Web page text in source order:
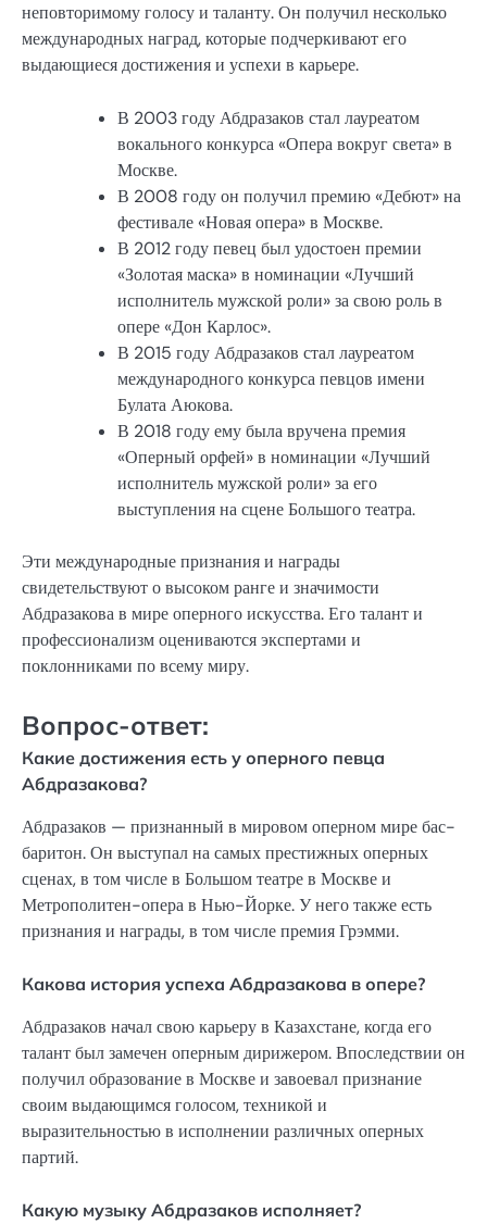
неповторимому голосу и таланту. Он получил несколько
международных наград, которые подчеркивают его
выдающиеся достижения и успехи в карьере.
В 2003 году Абдразаков стал лауреатом
вокального конкурса «Опера вокруг света» в
Москве.
В 2008 году он получил премию «Дебют» на
фестивале «Новая опера» в Москве.
В 2012 году певец был удостоен премии
«Золотая маска» в номинации «Лучший
исполнитель мужской роли» за свою роль в
опере «Дон Карлос».
В 2015 году Абдразаков стал лауреатом
международного конкурса певцов имени
Булата Аюкова.
В 2018 году ему была вручена премия
«Оперный орфей» в номинации «Лучший
исполнитель мужской роли» за его
выступления на сцене Большого театра.
Эти международные признания и награды
свидетельствуют о высоком ранге и значимости
Абдразакова в мире оперного искусства. Его талант и
профессионализм оцениваются экспертами и
поклонниками по всему миру.
Вопрос-ответ:
Какие достижения есть у оперного певца
Абдразакова?
Абдразаков — признанный в мировом оперном мире бас-
баритон. Он выступал на самых престижных оперных
сценах, в том числе в Большом театре в Москве и
Метрополитен-опера в Нью-Йорке. У него также есть
признания и награды, в том числе премия Грэмми.
Какова история успеха Абдразакова в опере?
Абдразаков начал свою карьеру в Казахстане, когда его
талант был замечен оперным дирижером. Впоследствии он
получил образование в Москве и завоевал признание
своим выдающимся голосом, техникой и
выразительностью в исполнении различных оперных
партий.
Какую музыку Абдразаков исполняет?